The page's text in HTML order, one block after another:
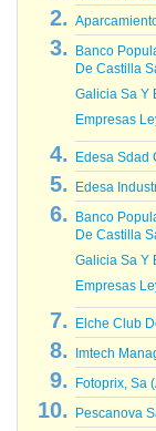
Banco
De Castilla
Galicia Sa Y
Empresas
Edesa Sdad
Edesa
Banco
De Castilla
Galicia Sa Y
Empresas
Elche Club
Imtech
Fotoprix, Sa
Pescanova